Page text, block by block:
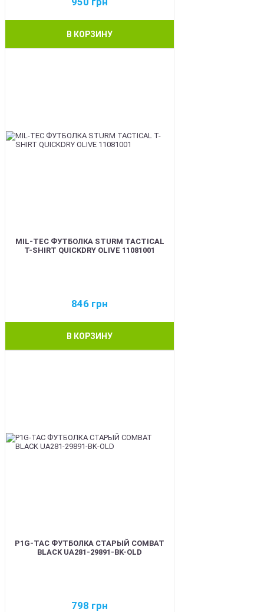
В КОРЗИНУ
MIL-TEC ФУТБОЛКА STURM TACTICAL
T-SHIRT QUICKDRY OLIVE 11081001
846 грн
В КОРЗИНУ
P1G-TAC ФУТБОЛКА СТАРЫЙ COMBAT
BLACK UA281-29891-BK-OLD
798 грн